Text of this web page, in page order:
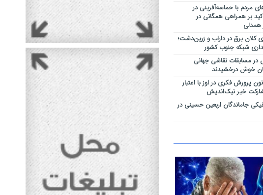
مردم با حماسه‌آفرینی در
/ تاکید بر همراهی همگانی در
کلان برق در داراب و زرین‌دشت؛
شبکه جنوب کشور
در مسابقات نقاشی جهانی
خوش درخشیدند
پرورش فکری در اوز با اعتبار
جاماندگان اربعین حسینی در